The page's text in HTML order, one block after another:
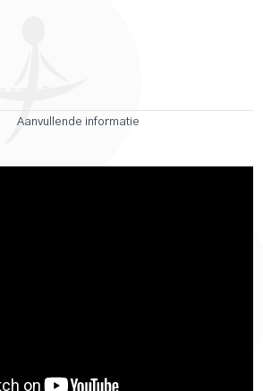
Aanvullende informatie